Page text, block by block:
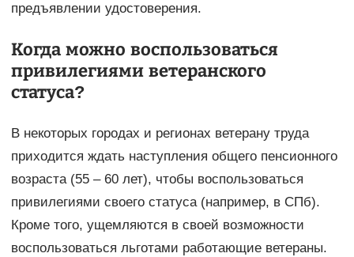
предъявлении удостоверения.
Когда можно воспользоваться
привилегиями ветеранского
статуса?
В некоторых городах и регионах ветерану труда
приходится ждать наступления общего пенсионного
возраста (55 – 60 лет), чтобы воспользоваться
привилегиями своего статуса (например, в СПб).
Кроме того, ущемляются в своей возможности
воспользоваться льготами работающие ветераны.